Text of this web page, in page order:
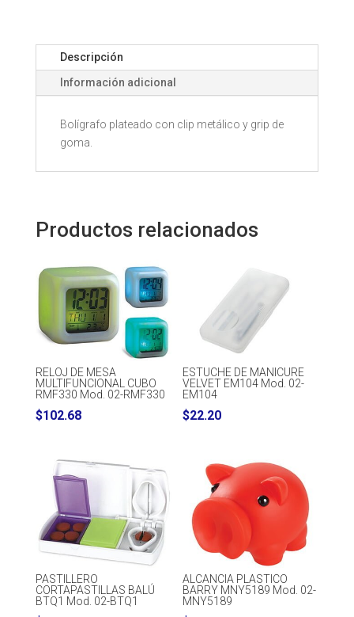
Descripción
Información adicional
Bolígrafo plateado con clip metálico y grip de
goma.
Productos relacionados
RELOJ DE MESA
MULTIFUNCIONAL CUBO
RMF330 Mod. 02-RMF330
$102.68
ESTUCHE DE MANICURE
VELVET EM104 Mod. 02-
EM104
$22.20
PASTILLERO
CORTAPASTILLAS BALÚ
BTQ1 Mod. 02-BTQ1
ALCANCIA PLASTICO
BARRY MNY5189 Mod. 02-
MNY5189